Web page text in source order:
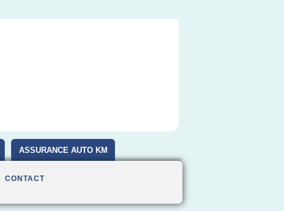
ASSURANCE AUTO KM
CONTACT